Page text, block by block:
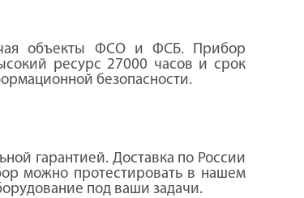
объекты ФСО и ФСБ. Прибор
ресурс 27000 часов и срок
безопасности.
гарантией. Доставка по России
можно протестировать в нашем
под ваши задачи.